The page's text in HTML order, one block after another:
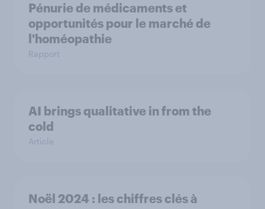
Pénurie de médicaments et
opportunités pour le marché de
l'homéopathie
Rapport
AI brings qualitative in from the
cold
Article
Noël 2024 : les chiffres clés à